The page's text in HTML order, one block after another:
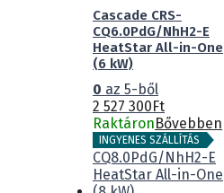
Cascade CRS-
CQ6.0PdG/NhH2-E
HeatStar All-in-One
(6 kW)
0 az 5-ből
2 527 300Ft
RaktáronBővebben
INGYENES SZÁLLÍTÁS